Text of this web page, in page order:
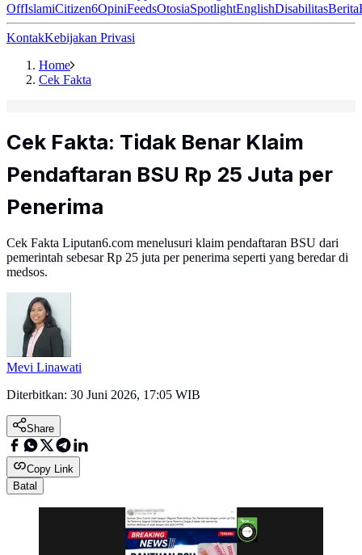
OffIslamiCitizen6OpiniFeedsOtosiaSpotlightEnglishDisabilitasBerita
KontakKebijakan Privasi
Home
Cek Fakta
Cek Fakta: Tidak Benar Klaim
Pendaftaran BSU Rp 25 Juta per
Penerima
Cek Fakta Liputan6.com menelusuri klaim pendaftaran BSU dari
pemerintah sebesar Rp 25 juta per penerima seperti yang beredar di
medsos.
Mevi Linawati
Diterbitkan: 30 Juni 2026, 17:05 WIB
Share
Copy Link
Batal